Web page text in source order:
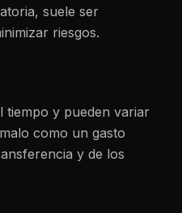
suele ser
riesgos.
tiempo y pueden variar
como un gasto
y de los